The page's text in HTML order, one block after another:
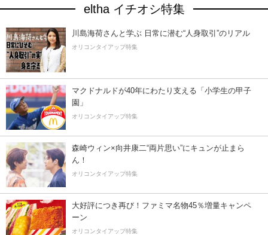
eltha イチオシ特集
川島海荷さんと学ぶ 日常に潜む“人身取引”のリアル
オリコンタイアップ特集
マクドナルドが40年にわたり支える「小学生の甲子
園」
オリコンタイアップ特集
森崎ウィン×向井康二“両片思い”にキュンが止まら
ん！
オリコンタイアップ特集
大好評につき再び！ファミマ名物45％増量キャンペ
ーン
オリコンタイアップ特集